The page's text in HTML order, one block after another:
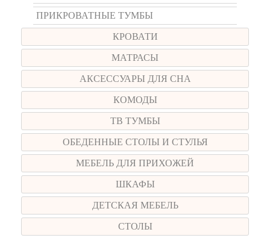
ПРИКРОВАТНЫЕ ТУМБЫ
КРОВАТИ
МАТРАСЫ
АКСЕССУАРЫ ДЛЯ СНА
КОМОДЫ
ТВ ТУМБЫ
ОБЕДЕННЫЕ СТОЛЫ И СТУЛЬЯ
МЕБЕЛЬ ДЛЯ ПРИХОЖЕЙ
ШКАФЫ
ДЕТСКАЯ МЕБЕЛЬ
СТОЛЫ